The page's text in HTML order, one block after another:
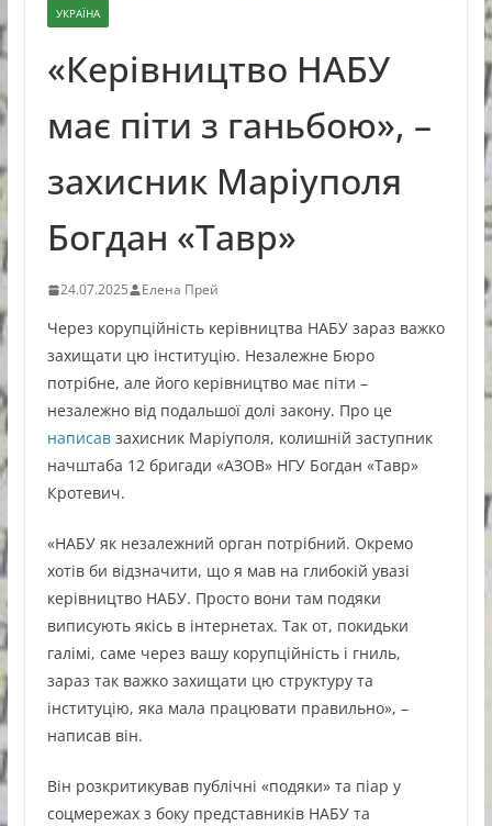
УКРАЇНА
«Керівництво НАБУ
має піти з ганьбою», –
захисник Маріуполя
Богдан «Тавр»
24.07.2025 Елена Прей
Через корупційність керівництва НАБУ зараз важко
захищати цю інституцію. Незалежне Бюро
потрібне, але його керівництво має піти –
незалежно від подальшої долі закону. Про це
написавзахисник Маріуполя, колишній заступник
начштаба 12 бригади «АЗОВ» НГУ Богдан «Тавр»
Кротевич.
«НАБУ як незалежний орган потрібний. Окремо
хотів би відзначити, що я мав на глибокій увазі
керівництво НАБУ. Просто вони там подяки
виписують якісь в інтернетах. Так от, покидьки
галімі, саме через вашу корупційність і гниль,
зараз так важко захищати цю структуру та
інституцію, яка мала працювати правильно», –
написав він.
Він розкритикував публічні «подяки» та піар у
соцмережах з боку представників НАБУ та